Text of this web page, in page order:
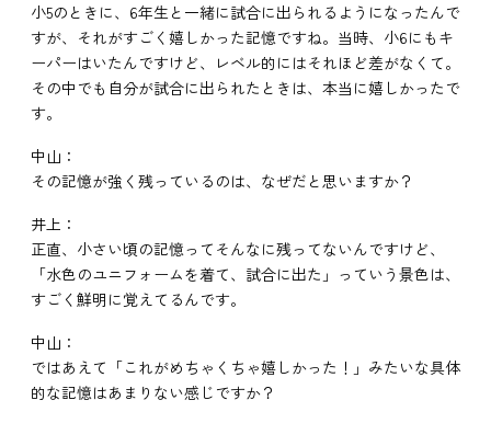
小5のときに、6年生と一緒に試合に出られるようになったんで
すが、それがすごく嬉しかった記憶ですね。当時、小6にもキ
ーパーはいたんですけど、レベル的にはそれほど差がなくて。
その中でも自分が試合に出られたときは、本当に嬉しかったで
す。
中山：
その記憶が強く残っているのは、なぜだと思いますか？
井上：
正直、小さい頃の記憶ってそんなに残ってないんですけど、
「水色のユニフォームを着て、試合に出た」っていう景色は、
すごく鮮明に覚えてるんです。
中山：
ではあえて「これがめちゃくちゃ嬉しかった！」みたいな具体
的な記憶はあまりない感じですか？